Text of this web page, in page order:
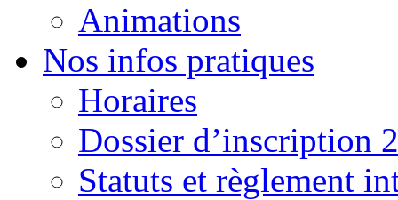
Animations
Nos infos pratiques
Horaires
Dossier d’inscription
Statuts et règlement